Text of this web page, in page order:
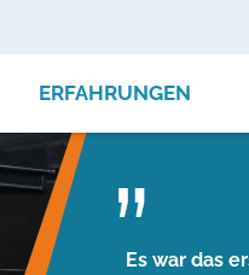
ERFAHRUNGEN
Es war das